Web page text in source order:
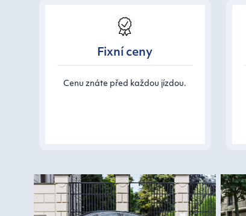
Fixní ceny
Cenu znáte před každou jízdou.